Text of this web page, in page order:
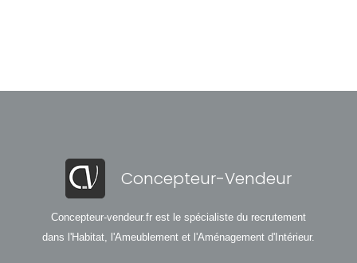
Concepteur-Vendeur
Concepteur-vendeur.fr est le spécialiste du recrutement
dans l'Habitat, l'Ameublement et l'Aménagement d'Intérieur.